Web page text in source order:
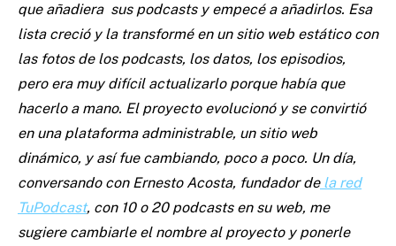
que añadiera sus podcasts y empecé a añadirlos. Esa
lista creció y la transformé en un sitio web estático con
las fotos de los podcasts, los datos, los episodios,
pero era muy difícil actualizarlo porque había que
hacerlo a mano. El proyecto evolucionó y se convirtió
en una plataforma administrable, un sitio web
dinámico, y así fue cambiando, poco a poco. Un día,
conversando con Ernesto Acosta, fundador de la red
TuPodcast, con 10 o 20 podcasts en su web, me
sugiere cambiarle el nombre al proyecto y ponerle